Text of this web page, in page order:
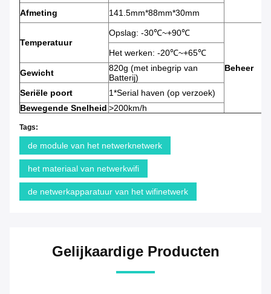
Afmeting 141.5mm*88mm*30mm
Temperatuur
Opslag: -30℃~+90℃
Beheer
Het werken: -20℃~+65℃
Gewicht
820g (met inbegrip van
Batterij)
Seriële poort
1*Serial haven (op verzoek)
Bewegende Snelheid >200km/h
Tags:
de module van het netwerknetwerk
het materiaal van netwerkwifi
de netwerkapparatuur van het wifinetwerk
Gelijkaardige Producten